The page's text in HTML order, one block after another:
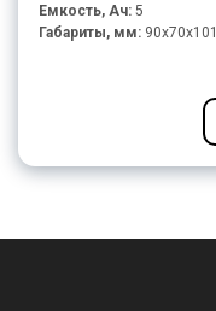
Емкость, Ач: 5
Габариты, мм: 90x70x101